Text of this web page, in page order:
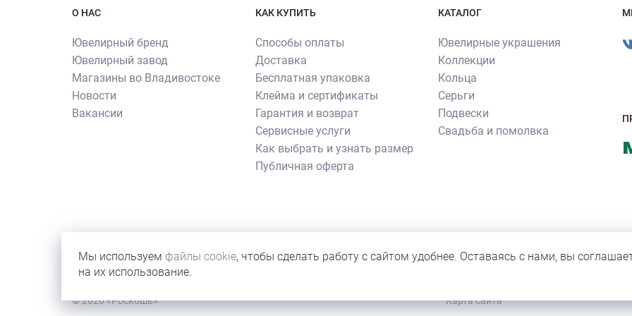
О НАС
Ювелирный бренд
Ювелирный завод
Магазины во Владивостоке
Новости
Вакансии
КАК КУПИТЬ
Способы оплаты
Доставка
Бесплатная упаковка
Клейма и сертификаты
Гарантия и возврат
Сервисные услуги
Как выбрать и узнать размер
Публичная оферта
КАТАЛОГ
Ювелирные украшения
Коллекции
Кольца
Серьги
Подвески
Свадьба и помолвка
их копирования и использования требуется письменное согласие правообладателя. Все прочие фотографии не
иллюстрации новостей бренда или с учебной целью для персонала компании.
© 2026 «Роскошь» Карта сайта
Мы используем файлы cookie, чтобы сделать работу с сайтом удобнее. Оставаясь с нами, вы
на их использование.